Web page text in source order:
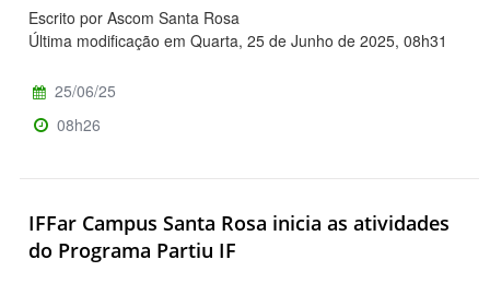
Escrito por Ascom Santa Rosa
Última modificação em Quarta, 25 de Junho de 2025, 08h31
25/06/25
08h26
IFFar Campus Santa Rosa inicia as atividades
do Programa Partiu IF